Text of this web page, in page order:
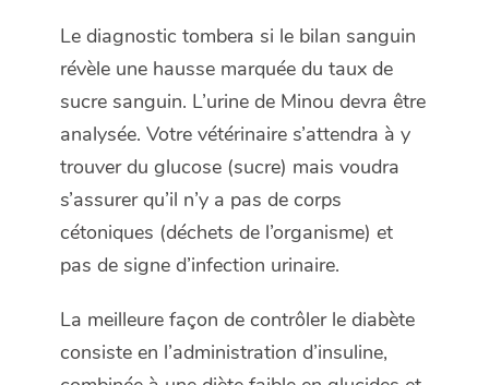
Le diagnostic tombera si le bilan sanguin
révèle une hausse marquée du taux de
sucre sanguin. L’urine de Minou devra être
analysée. Votre vétérinaire s’attendra à y
trouver du glucose (sucre) mais voudra
s’assurer qu’il n’y a pas de corps
cétoniques (déchets de l’organisme) et
pas de signe d’infection urinaire.
La meilleure façon de contrôler le diabète
consiste en l’administration d’insuline,